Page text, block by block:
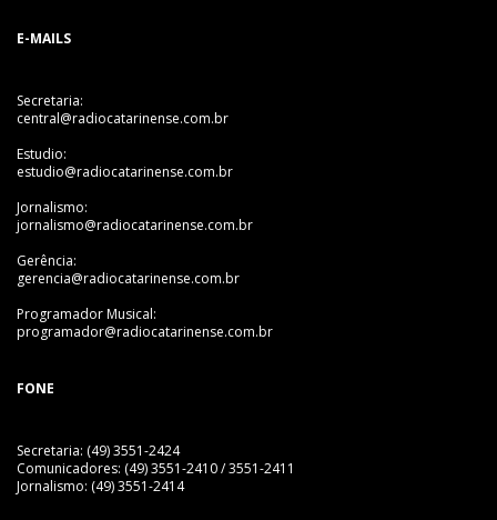
E-MAILS
Secretaria:
central@radiocatarinense.com.br
Estudio:
estudio@radiocatarinense.com.br
Jornalismo:
jornalismo@radiocatarinense.com.br
Gerência:
gerencia@radiocatarinense.com.br
Programador Musical:
programador@radiocatarinense.com.br
FONE
Secretaria: (49) 3551-2424
Comunicadores: (49) 3551-2410 / 3551-2411
Jornalismo: (49) 3551-2414